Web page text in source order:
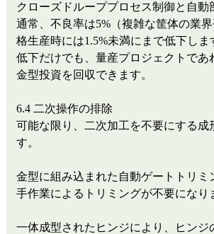
クローズドループプロセス制御と自動
通常、不良率は5%（複雑な筐体の業
格生産時には1.5%未満にまで低下し
低下だけでも、量産プロジェクトであ
金型投資を回収できます。
6.4 二次操作の排除
可能な限り、二次加工を不要にする成
す。
金型に組み込まれた自動ゲートトリミ
手作業によるトリミングが不要になり
一体成型されたヒンジにより、ヒンジ